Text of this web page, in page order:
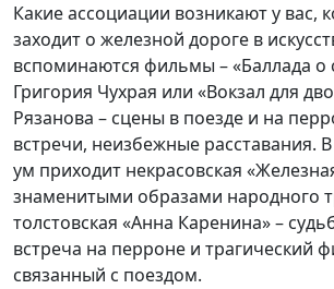
Какие ассоциации возникают у вас,
заходит о железной дороге в
вспоминаются фильмы – «Баллада о
Григория Чухрая или «Вокзал для
Рязанова – сцены в поезде и на
встречи, неизбежные расставания.
ум приходит некрасовская
знаменитыми образами народного
толстовская «Анна Каренина» –
встреча на перроне и трагический
связанный с поездом.